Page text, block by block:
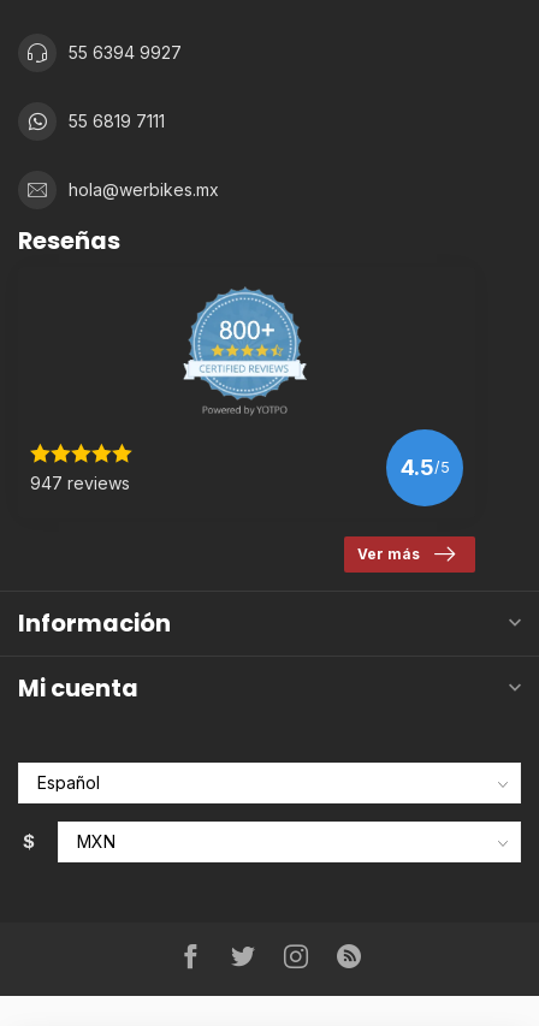
55 6394 9927
55 6819 7111
hola@werbikes.mx
Reseñas
947 reviews
4.5/5
Ver más
Información
Mi cuenta
$